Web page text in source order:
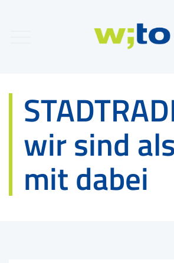
wir sind
mit dabei